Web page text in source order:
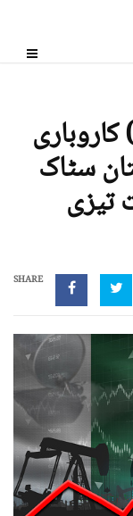
سٹاک
تیزی
SHARE